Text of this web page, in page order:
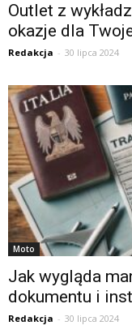
Outlet z
okazje dla
Redakcja - 30 lipca 2024
Moto
Jak wygląda
dokumentu i
Redakcja - 30 lipca 2024